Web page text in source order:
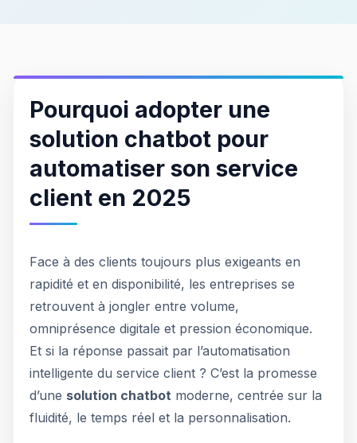
Pourquoi adopter une
solution chatbot pour
automatiser son service
client en 2025
Face à des clients toujours plus exigeants en
rapidité et en disponibilité, les entreprises se
retrouvent à jongler entre volume,
omniprésence digitale et pression économique.
Et si la réponse passait par l’automatisation
intelligente du service client ? C’est la promesse
d’une solution chatbot moderne, centrée sur la
fluidité, le temps réel et la personnalisation.